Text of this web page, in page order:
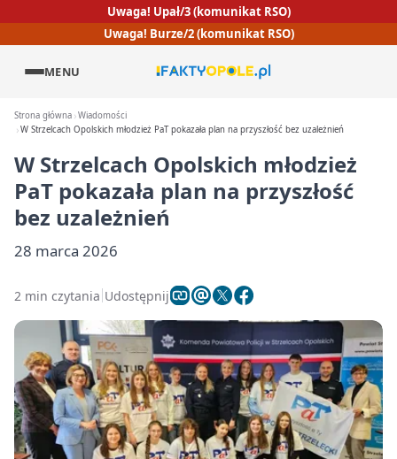
Uwaga! Upał/3 (komunikat RSO)
Uwaga! Burze/2 (komunikat RSO)
MENU
Strona główna Wiadomości
W Strzelcach Opolskich młodzież PaT pokazała plan na przyszłość bez uzależnień
W Strzelcach Opolskich młodzież
PaT pokazała plan na przyszłość
bez uzależnień
28 marca 2026
2 min czytania Udostępnij